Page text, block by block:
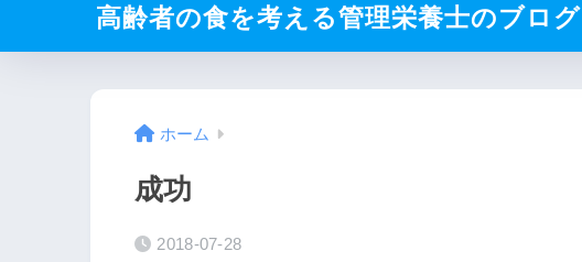
高齢者の食を考える管理栄養士のブログ
ホーム
成功
2018-07-28